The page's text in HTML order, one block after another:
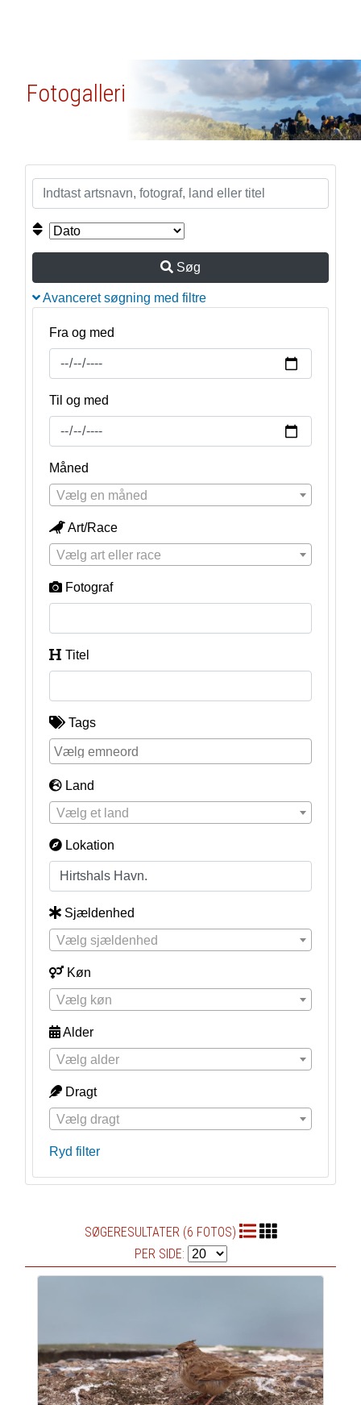
Fotogalleri
Søg
Avanceret søgning med filtre
Fra og med
Til og med
Måned
Vælg en måned
Art/Race
Vælg art eller race
Fotograf
Titel
Tags
Land
Vælg et land
Lokation
Sjældenhed
Vælg sjældenhed
Køn
Vælg køn
Alder
Vælg alder
Dragt
Vælg dragt
Ryd filter
SØGERESULTATER (6 FOTOS)
PER SIDE: